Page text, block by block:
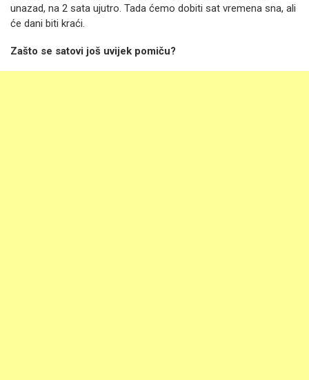
unazad, na 2 sata ujutro. Tada ćemo dobiti sat vremena sna, ali
će dani biti kraći.
Zašto se satovi još uvijek pomiču?